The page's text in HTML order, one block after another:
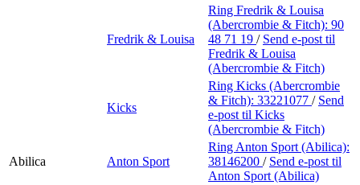
Fredrik & Louisa
Ring Fredrik & Louisa
(Abercrombie & Fitch): 90
48 71 19 / Send e-post til
Fredrik & Louisa
(Abercrombie & Fitch)
Kicks
Ring Kicks (Abercrombie
& Fitch): 33221077 / Send
e-post til Kicks
(Abercrombie & Fitch)
Abilica Anton Sport
Ring Anton Sport (Abilica):
38146200 / Send e-post til
Anton Sport (Abilica)